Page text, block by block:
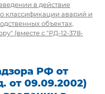
в действие
классификации аварий и
объектах,
(вместе с "РД-12-378-
РФ от
от 09.09.2002)